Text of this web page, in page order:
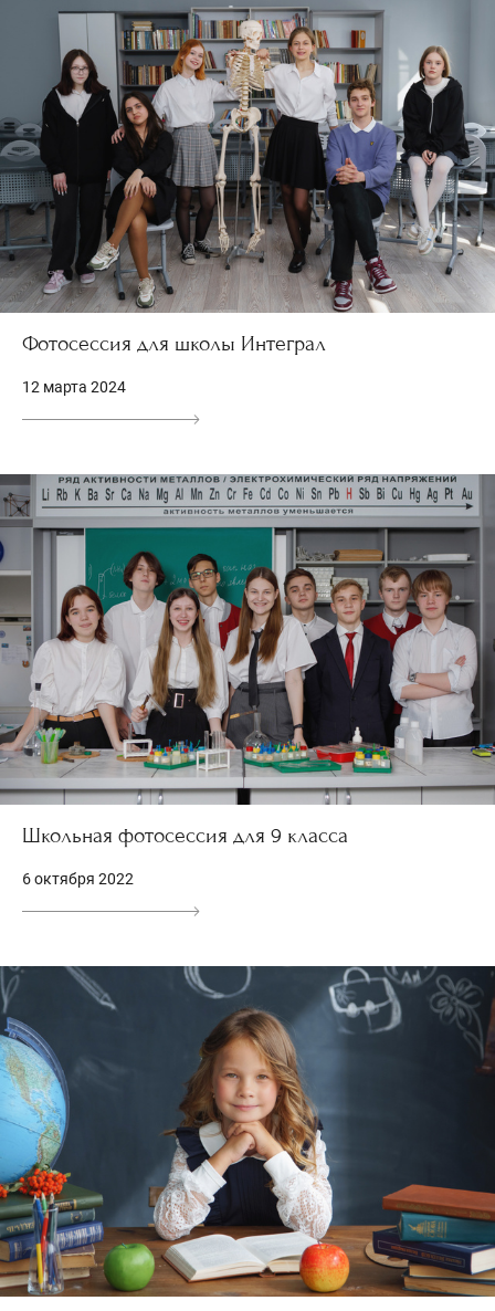
Фотосессия для школы Интеграл
12 марта 2024
Школьная фотосессия для 9 класса
6 октября 2022